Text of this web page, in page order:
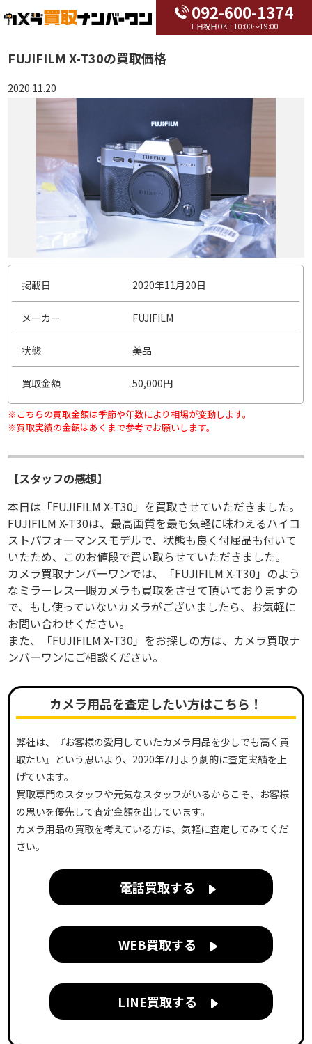
092-600-1374
土日祝日OK！10:00～19:00
FUJIFILM X-T30の買取価格
2020.11.20
掲載日 2020年11月20日
メーカー FUJIFILM
状態 美品
買取金額 50,000円
※こちらの買取金額は季節や年数により相場が変動します。
※買取実績の金額はあくまで参考でお願いします。
【スタッフの感想】
本日は「FUJIFILM X-T30」を買取させていただきました。
FUJIFILM X-T30は、最高画質を最も気軽に味わえるハイコ
ストパフォーマンスモデルで、状態も良く付属品も付いて
いたため、このお値段で買い取らせていただきました。
カメラ買取ナンバーワンでは、「FUJIFILM X-T30」のよう
なミラーレス一眼カメラも買取をさせて頂いておりますの
で、もし使っていないカメラがございましたら、お気軽に
お問い合わせください。
また、「FUJIFILM X-T30」をお探しの方は、カメラ買取ナ
ンバーワンにご相談ください。
カメラ用品を査定したい方はこちら！
弊社は、『お客様の愛用していたカメラ用品を少しでも高く買
取たい』という思いより、2020年7月より劇的に査定実績を上
げています。
買取専門のスタッフや元気なスタッフがいるからこそ、お客様
の思いを優先して査定金額を出しています。
カメラ用品の買取を考えている方は、気軽に査定してみてくだ
さい。
電話買取する
WEB買取する
LINE買取する